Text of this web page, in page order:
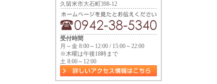
久留米市大石町398-12
受付時間
月～金 8:00～12:00 / 15:00～22:00
※木曜は午後18時まで
土 8:00～12:00